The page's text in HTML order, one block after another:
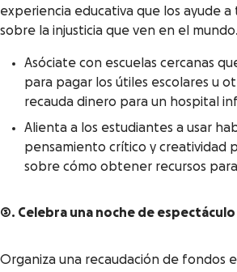
experiencia educativa que los ayude a
sobre la injusticia que ven en el mundo.
Asóciate con escuelas cercanas
para pagar los útiles escolares u
recauda dinero para un hospital
Alienta a los estudiantes a usar
pensamiento crítico y creatividad
sobre cómo obtener recursos
3. Celebra una noche de espectáculo
Organiza una recaudación de fondos